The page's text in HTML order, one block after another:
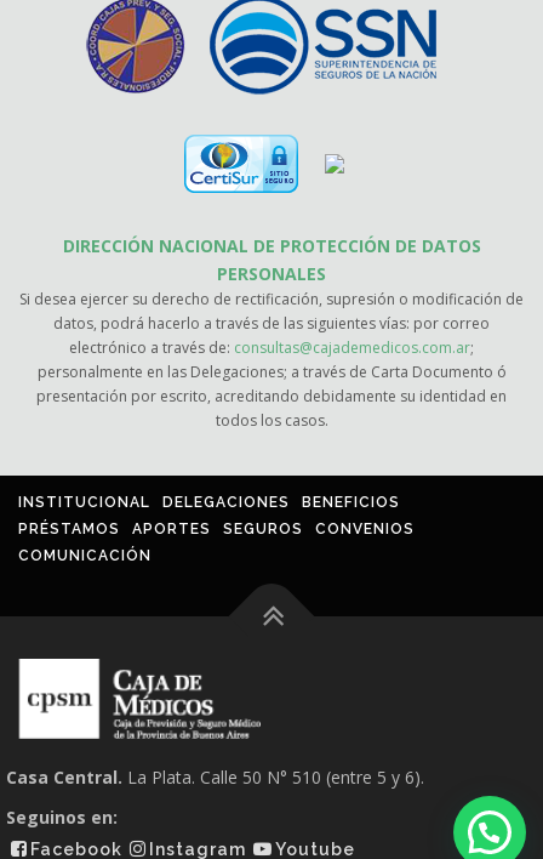
DIRECCIÓN NACIONAL DE PROTECCIÓN DE DATOS
PERSONALES
Si desea ejercer su derecho de rectificación, supresión o modificación de
datos, podrá hacerlo a través de las siguientes vías: por correo
electrónico a través de: consultas@cajademedicos.com.ar;
personalmente en las Delegaciones; a través de Carta Documento ó
presentación por escrito, acreditando debidamente su identidad en
todos los casos.
INSTITUCIONAL DELEGACIONES
BENEFICIOS
PRÉSTAMOS
APORTES SEGUROS
CONVENIOS
COMUNICACIÓN
Casa Central. La Plata. Calle 50 N° 510 (entre 5 y 6).
Seguinos en:
Facebook Instagram Youtube